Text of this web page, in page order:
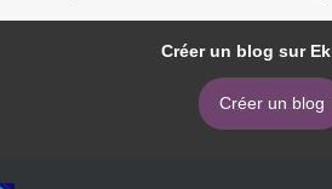
Créer un blog sur
Créer un blog